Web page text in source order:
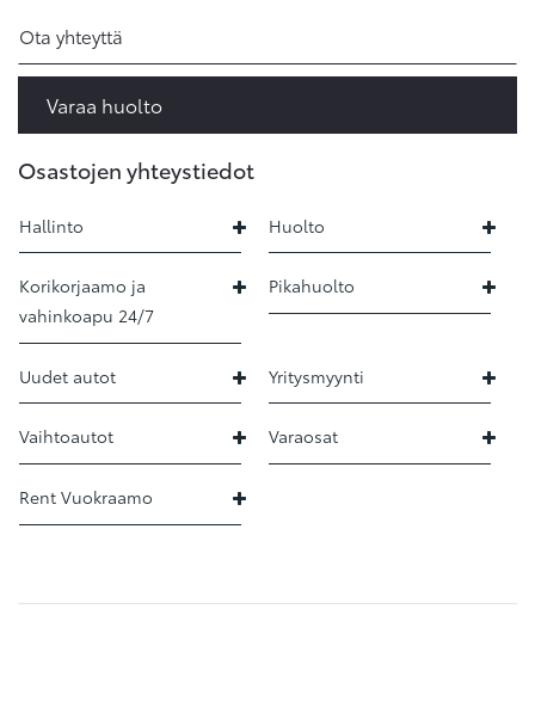
Ota yhteyttä
Varaa huolto
Osastojen yhteystiedot
Hallinto Huolto
Korikorjaamo ja
vahinkoapu 24/7
Pikahuolto
Uudet autot Yritysmyynti
Vaihtoautot Varaosat
Rent Vuokraamo